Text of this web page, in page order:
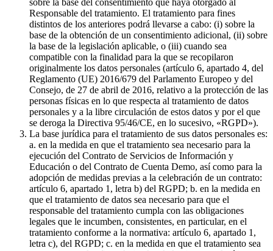
Responsable del tratamiento. El tratamiento para fines
distintos de los anteriores podrá llevarse a cabo: (i) sobre la
base de la obtención de un consentimiento adicional, (ii) sobre
la base de la legislación aplicable, o (iii) cuando sea
compatible con la finalidad para la que se recopilaron
originalmente los datos personales (artículo 6, apartado 4, del
Reglamento (UE) 2016/679 del Parlamento Europeo y del
Consejo, de 27 de abril de 2016, relativo a la protección de las
personas físicas en lo que respecta al tratamiento de datos
personales y a la libre circulación de estos datos y por el que
se deroga la Directiva 95/46/CE, en lo sucesivo, «RGPD»).
La base jurídica para el tratamiento de sus datos personales es:
a. en la medida en que el tratamiento sea necesario para la
ejecución del Contrato de Servicios de Información y
Educación o del Contrato de Cuenta Demo, así como para la
adopción de medidas previas a la celebración de un contrato:
artículo 6, apartado 1, letra b) del RGPD; b. en la medida en
que el tratamiento de datos sea necesario para que el
responsable del tratamiento cumpla con las obligaciones
legales que le incumben, consistentes, en particular, en el
tratamiento conforme a la normativa: artículo 6, apartado 1,
letra c), del RGPD; c. en la medida en que el tratamiento sea